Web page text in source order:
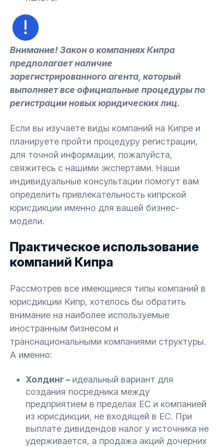
Внимание! Закон о компаниях Кипра
предполагает наличие
зарегистрированного агента, который
выполняет все официальные процедуры по
регистрации новых юридических лиц.
Если вы изучаете виды компаний на Кипре и
планируете пройти процедуру регистрации,
для точной информации, пожалуйста,
свяжитесь с нашими экспертами. Наши
индивидуальные консультации помогут вам
определить привлекательность кипрской
юрисдикции именно для вашей бизнес-
модели.
Практическое использование
компаний Кипра
Рассмотрев все имеющиеся типы компаний в
юрисдикции Кипр, хотелось бы обратить
внимание на наиболее используемые
иностранным бизнесом и
транснациональными компаниями структуры.
А именно:
Холдинг – идеальный вариант для
создания посредника между
предприятием в пределах ЕС и компанией
из юрисдикции, не входящей в ЕС. При
выплате дивидендов налог у источника не
удерживается, а продажа акций дочерних